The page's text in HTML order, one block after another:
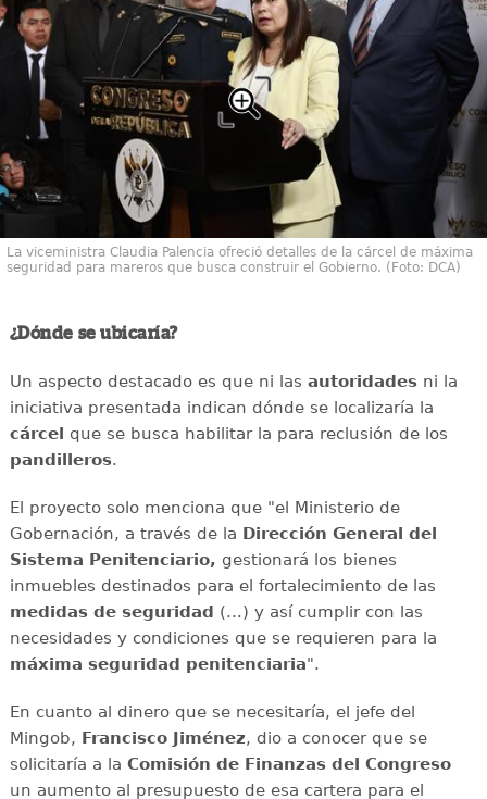
La viceministra Claudia Palencia ofreció detalles de la cárcel de máxima
seguridad para mareros que busca construir el Gobierno. (Foto: DCA)
¿Dónde se ubicaría?
Un aspecto destacado es que ni las autoridadesni la
iniciativa presentada indican dónde se localizaría la
cárcel
que se busca habilitar la para reclusión de los
pandilleros.
El proyecto solo menciona que "el Ministerio de
Gobernación, a través de la Dirección General del
Sistema Penitenciario, gestionará los bienes
inmuebles destinados para el fortalecimiento de las
medidas de seguridad (...) y así cumplir con las
necesidades y condiciones que se requieren para la
máxima seguridad penitenciaria".
En cuanto al dinero que se necesitaría, el jefe del
Mingob, Francisco Jiménez, dio a conocer que se
solicitaría a la Comisión de Finanzas del Congreso
un aumento al presupuesto de esa cartera para el